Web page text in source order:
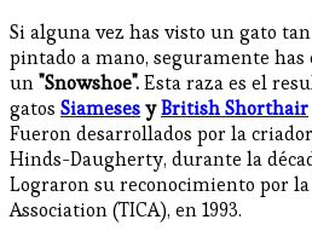
Si alguna vez has visto un gato
pintado a mano, seguramente has
un"Snowshoe".Esta raza es el
gatos SiamesesyBritish Shorthair
Fueron desarrollados por la
Hinds-Daugherty, durante la
Lograron su reconocimiento por
Association (TICA), en 1993.